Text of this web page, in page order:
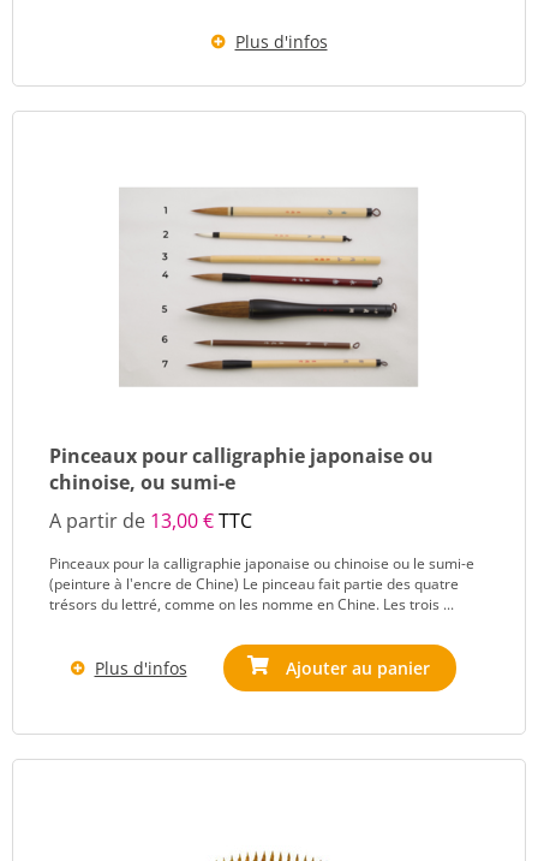
Plus d'infos
Pinceaux pour calligraphie japonaise ou
chinoise, ou sumi-e
A partir de 13,00 €TTC
Pinceaux pour la calligraphie japonaise ou chinoise ou le sumi-e
(peinture à l'encre de Chine) Le pinceau fait partie des quatre
trésors du lettré, comme on les nomme en Chine. Les trois ...
Plus d'infos Ajouter au panier